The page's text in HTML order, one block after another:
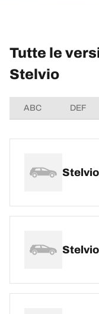
Tutte le
Stelvio
ABC DEF
Stelvio